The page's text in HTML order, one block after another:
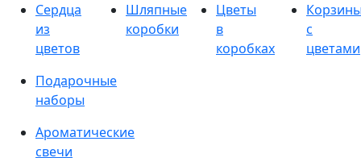
Сердца
из
цветов
Шляпные
коробки
Цветы
в
коробках
с
цветами
Подарочные
наборы
Ароматические
свечи